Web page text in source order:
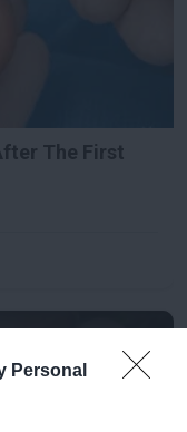
Personal
The First